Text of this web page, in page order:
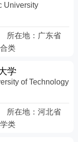
University
所在地： 广东省
类
学
of Technology
所在地： 河北省
类